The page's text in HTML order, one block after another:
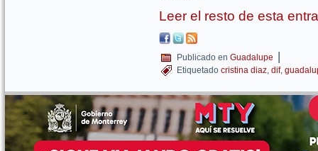
Leer el resto de esta
Publicado en Guadalupe |
Etiquetado cristina diaz, dif,